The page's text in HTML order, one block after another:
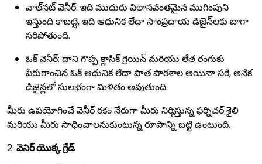
వాల్‌నట్ వెనీర్: ఇది ముదురు విలాసవంతమైన ముగింపుని
ఇస్తుంది కాబట్టి, ఇది ఆధునిక లేదా సాంప్రదాయ డిజైన్‌లకు బాగా
సరిపోతుంది.
ఓక్ వెనీర్: దాని గొప్ప క్లాసిక్ గ్రెయిన్ మరియు లేత రంగుకు
పేరుగాంచిన ఓక్ ఆధునిక లేదా పాత పాఠశాల అయినా సరే, అనేక
డిజైన్లలో సులభంగా మిళితం అవుతుంది.
మీరు ఉపయోగించే వెనీర్ రకం నేరుగా మీరు నిర్మిస్తున్న ఫర్నిచర్ శైలి
మరియు మీరు సాధించాలనుకుంటున్న రూపాన్ని బట్టి ఉంటుంది.
2. వెనిర్ యొక్క గ్రేడ్